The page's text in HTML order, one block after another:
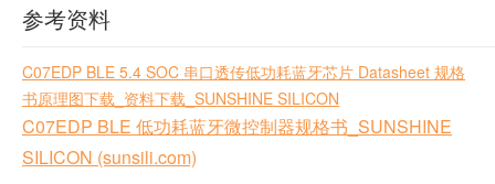
参考资料
C07EDP BLE 5.4 SOC 串口透传低功耗蓝牙芯片 Datasheet 规格
书原理图下载_资料下载_SUNSHINE SILICON
C07EDP BLE 低功耗蓝牙微控制器规格书_SUNSHINE
SILICON (sunsili.com)